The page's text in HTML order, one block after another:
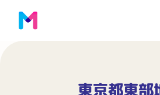
東京都東部